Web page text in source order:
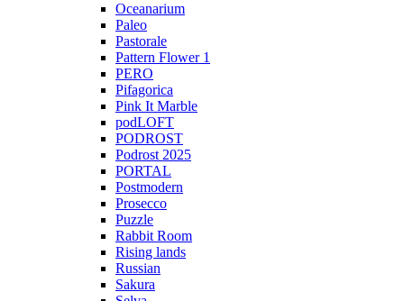
Oceanarium
Paleo
Pastorale
Pattern Flower 1
PERO
Pifagorica
Pink It Marble
podLOFT
PODROST
Podrost 2025
PORTAL
Postmodern
Prosecco
Puzzle
Rabbit Room
Rising lands
Russian
Sakura